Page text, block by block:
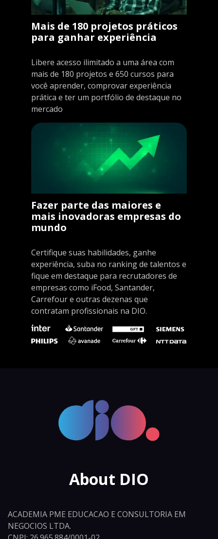
Mais de 180 projetos práticos
para ganhar experiência
Libere acesso ilimitado a uma área com
mais de 180 projetos e 650 cursos para
você aprender, comprovar experiência
prática e ter um portfólio de destaque no
mercado
Fazer parte das maiores e
mais inovadoras empresas do
mundo
Certifique suas habilidades, ganhe
experiência, suba no ranking de talentos e
fique em destaque para recrutadores de
empresas como iFood, Santander,
Carrefour e outras dezenas que
contratam profissionais na DIO.
About DIO
ACADEMIA PME EDUCACAO E CONSULTORIA EM
NEGOCIOS LTDA.